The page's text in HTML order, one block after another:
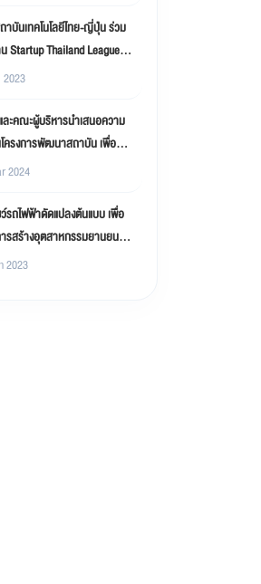
บันเทคโนโลยีไทย-ญี่ปุ่น ร่วม
Startup Thailand League
ะคณะผู้บริหารนำเสนอความ
ครงการพัฒนาสถาบัน เพื่อขับ
นเทคโนโลยีไทย-ญี่ปุ่น (TNI)
2024
รถไฟฟ้าดัดแปลงต้นแบบ เพื่อ
รสร้างอุตสาหกรรมยานยนต์
(EV Conversion)
2023